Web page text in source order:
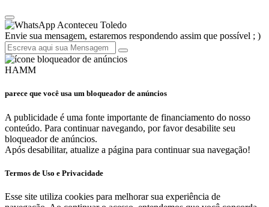
Aconteceu Toledo
Envie sua mensagem, estaremos respondendo assim que possível ; )
HAMM
parece que você usa um bloqueador de anúncios
A publicidade é uma fonte importante de financiamento do nosso
conteúdo. Para continuar navegando, por favor desabilite seu
bloqueador de anúncios.
Após desabilitar, atualize a página para continuar sua navegação!
Termos de Uso e Privacidade
Esse site utiliza cookies para melhorar sua experiência de